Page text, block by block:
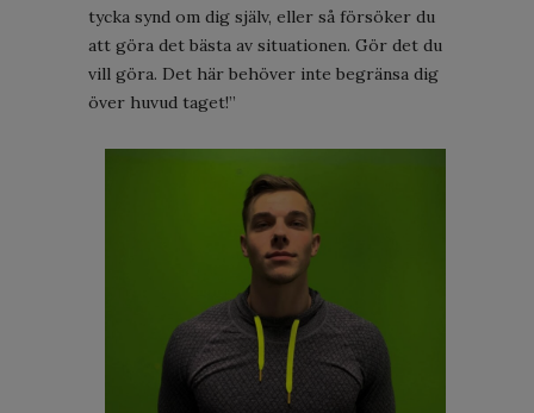
tycka synd om dig själv, eller så försöker du
att göra det bästa av situationen. Gör det du
vill göra. Det här behöver inte begränsa dig
över huvud taget!”